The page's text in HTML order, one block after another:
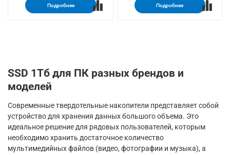
Подробнее Подробнее
SSD 1Тб для ПК разных брендов и
моделей
Современные твердотельные накопители представляет собой
устройство для хранения данных большого объема. Это
идеальное решение для рядовых пользователей, которым
необходимо хранить достаточное количество
мультимедийных файлов (видео, фотографии и музыка), а